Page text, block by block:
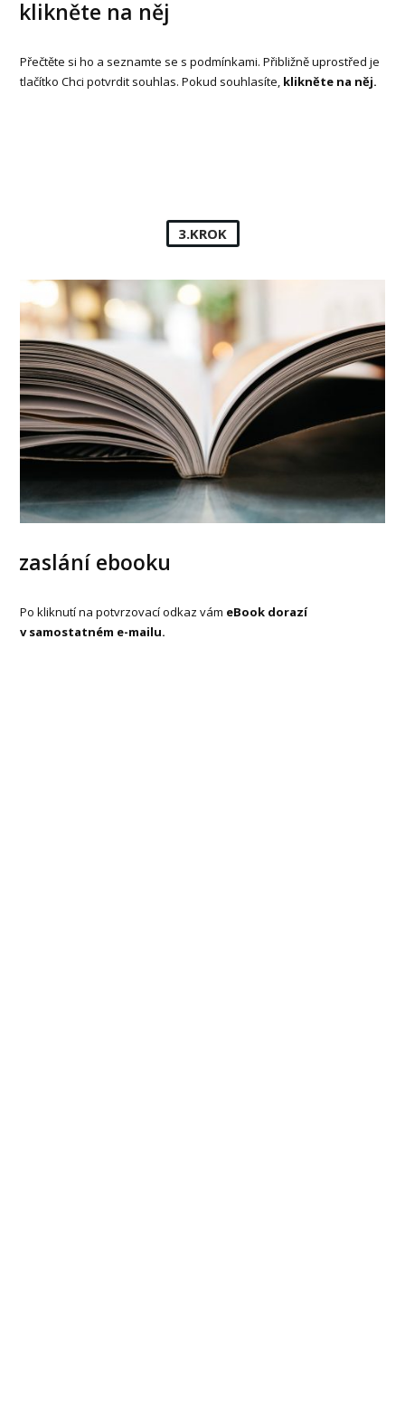
klikněte na něj
Přečtěte si ho a seznamte se s podmínkami. Přibližně uprostřed je
tlačítko Chci potvrdit souhlas. Pokud souhlasíte, klikněte na něj.
3.KROK
zaslání ebooku
Po kliknutí na potvrzovací odkaz vám eBook dorazí
v samostatném e-mailu.